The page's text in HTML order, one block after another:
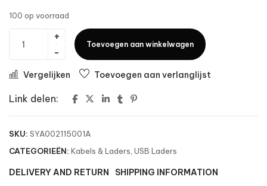
100 op voorraad
Toevoegen aan winkelwagen
Vergelijken Toevoegen aan verlanglijst
Link delen:
SKU: SYA002115001A
CATEGORIEËN: Kabels & Laders USB Laders
DELIVERY AND RETURN
SHIPPING INFORMATION